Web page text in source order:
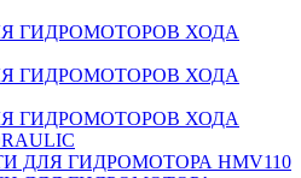
ГИДРОМОТОРОВ ХОДА
ГИДРОМОТОРОВ ХОДА
ГИДРОМОТОРОВ ХОДА
ДЛЯ ГИДРОМОТОРА HMV110